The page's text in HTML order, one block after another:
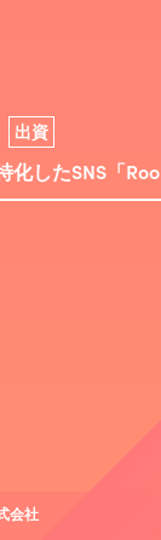
出資
化したSNS「
会社